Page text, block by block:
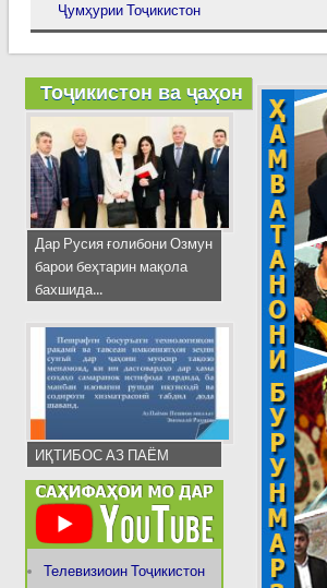
Ҷумҳурии Тоҷикистон
Тоҷикистон ва ҷаҳон
Дар Русия ғолибони Озмун
барои беҳтарин мақола
бахшида...
ИҚТИБОС АЗ ПАЁМ
Телевизиоин Тоҷикистон